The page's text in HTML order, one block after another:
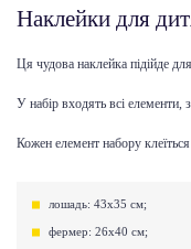
Наклейки для
Ця чудова наклейка підійде
У набір входять всі елементи,
Кожен елемент набору
лошадь: 43х35 см;
фермер: 26х40 см;